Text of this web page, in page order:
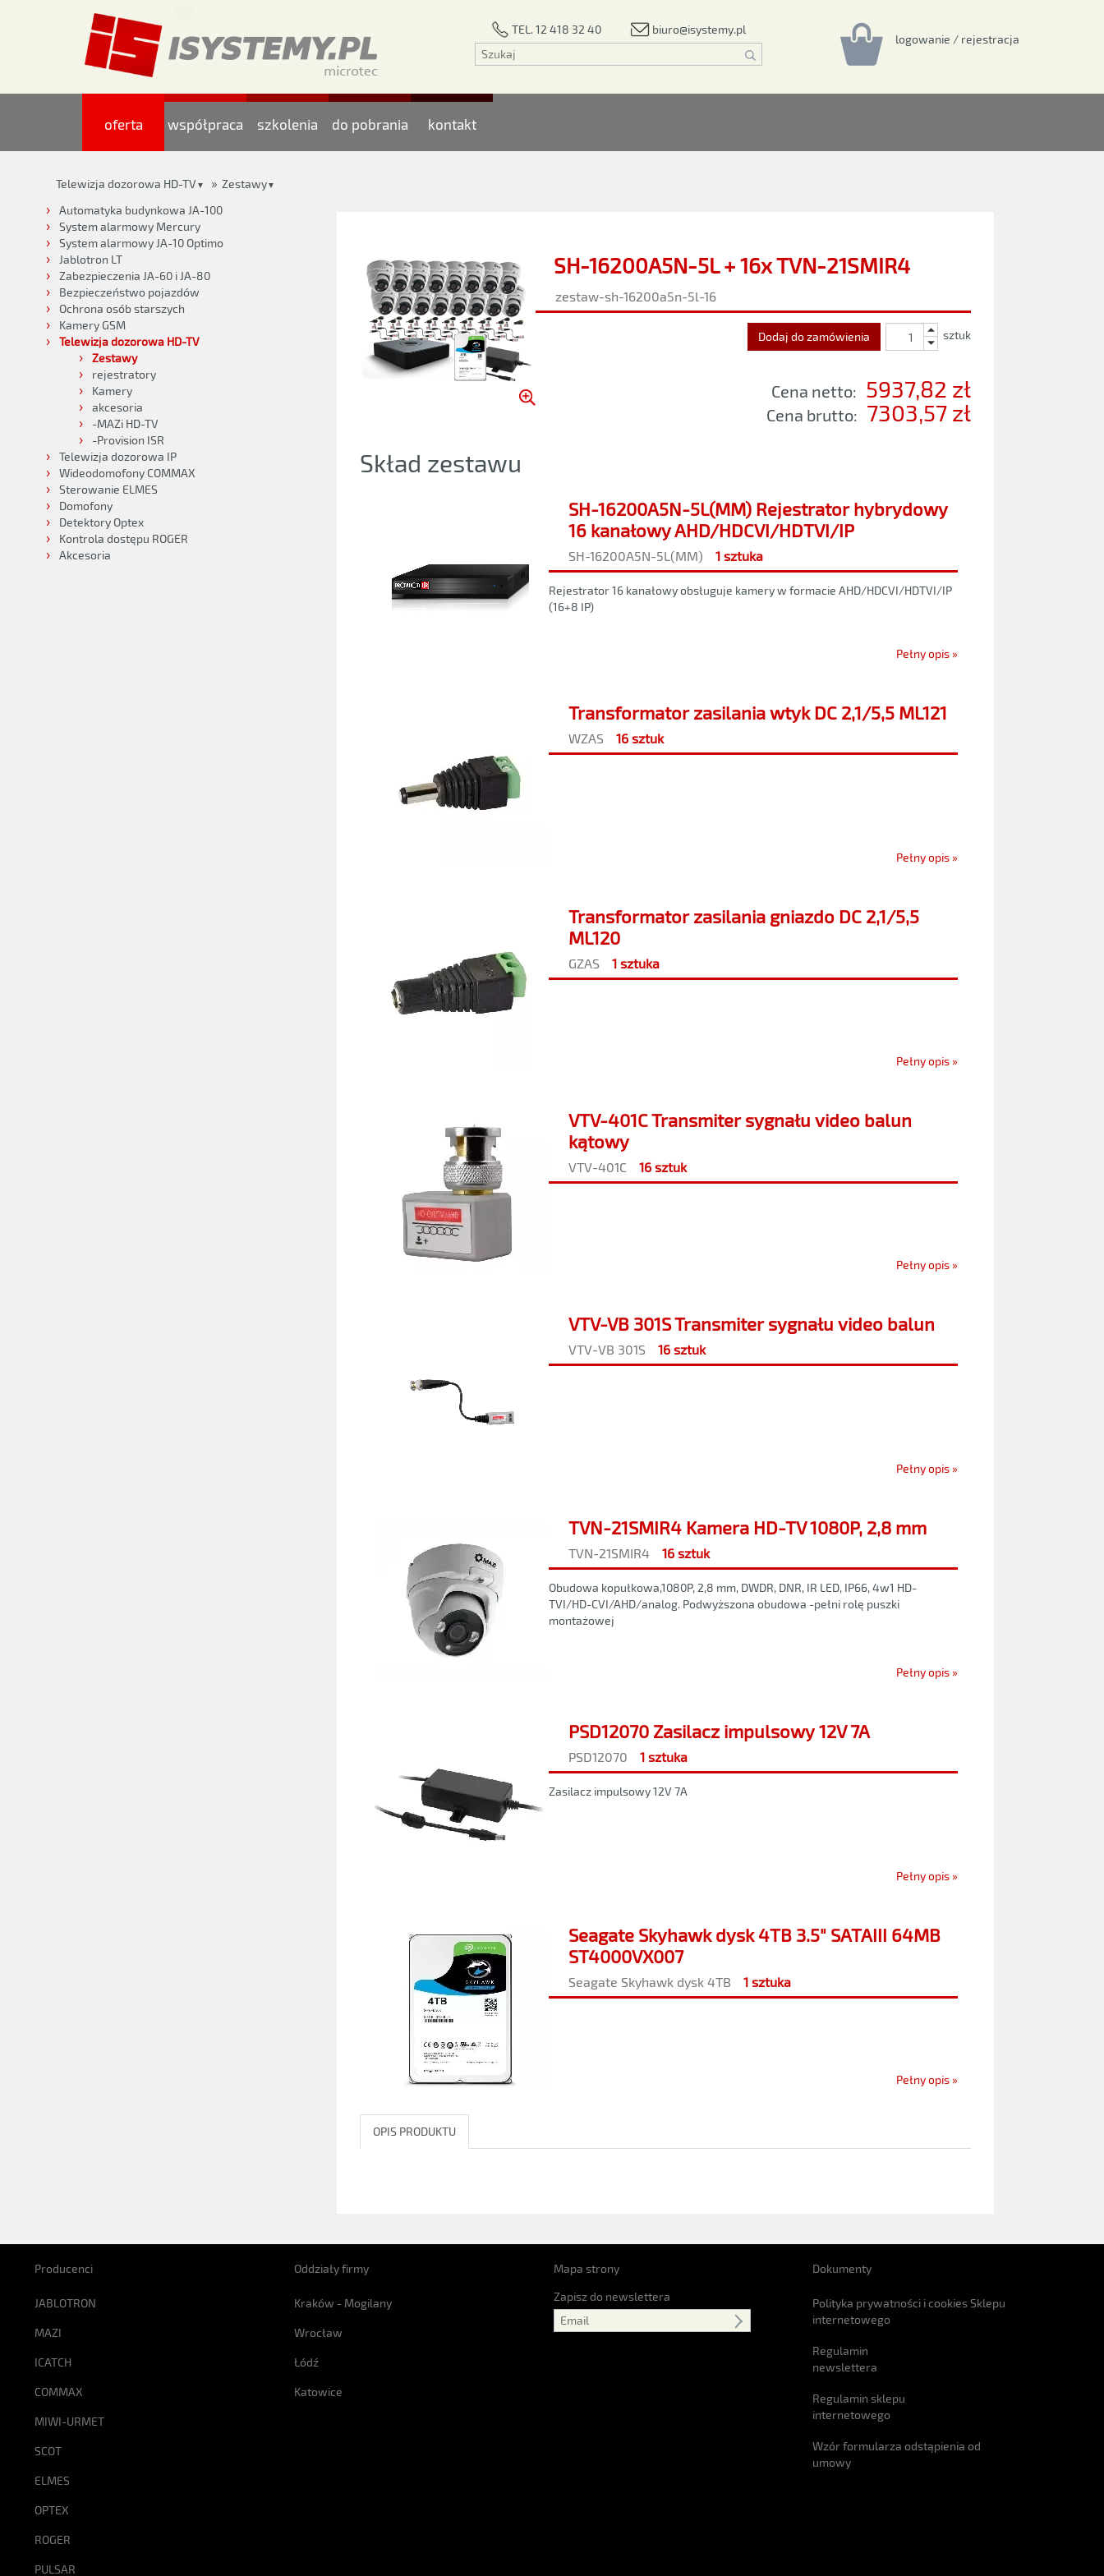
TEL. 12 418 32 40 biuro@isystemy.pl
logowanie / rejestracja
oferta współpraca szkolenia do pobrania kontakt
Telewizja dozorowa HD-TV ▼ » Zestawy▼
Automatyka budynkowa JA-100
System alarmowy Mercury
System alarmowy JA-10 Optimo
Jablotron LT
Zabezpieczenia JA-60 i JA-80
Bezpieczeństwo pojazdów
Ochrona osób starszych
Kamery GSM
Telewizja dozorowa HD-TV
Zestawy
rejestratory
Kamery
akcesoria
-MAZi HD-TV
-Provision ISR
Telewizja dozorowa IP
Wideodomofony COMMAX
Sterowanie ELMES
Domofony
Detektory Optex
Kontrola dostępu ROGER
Akcesoria
SH-16200A5N-5L + 16x TVN-21SMIR4
zestaw-sh-16200a5n-5l-16
Dodaj do zamówienia sztuk
Cena netto: 5937,82 zł
Cena brutto: 7303,57 zł
Skład zestawu
SH-16200A5N-5L(MM) Rejestrator hybrydowy
16 kanałowy AHD/HDCVI/HDTVI/IP
SH-16200A5N-5L(MM) 1 sztuka
Rejestrator 16 kanałowy obsługuje kamery w formacie AHD/HDCVI/HDTVI/IP
(16+8 IP)
Pełny opis »
Transformator zasilania wtyk DC 2,1/5,5 ML121
WZAS 16 sztuk
Pełny opis »
Transformator zasilania gniazdo DC 2,1/5,5
ML120
GZAS 1 sztuka
Pełny opis »
VTV-401C Transmiter sygnału video balun
kątowy
VTV-401C 16 sztuk
Pełny opis »
VTV-VB 301S Transmiter sygnału video balun
VTV-VB 301S 16 sztuk
Pełny opis »
TVN-21SMIR4 Kamera HD-TV 1080P, 2,8 mm
TVN-21SMIR4 16 sztuk
Obudowa kopułkowa,1080P, 2,8 mm, DWDR, DNR, IR LED, IP66, 4w1 HD-
TVI/HD-CVI/AHD/analog. Podwyższona obudowa -pełni rolę puszki
montażowej
Pełny opis »
PSD12070 Zasilacz impulsowy 12V 7A
PSD12070 1 sztuka
Zasilacz impulsowy 12V 7A
Pełny opis »
Seagate Skyhawk dysk 4TB 3.5" SATAIII 64MB
ST4000VX007
Seagate Skyhawk dysk 4TB 1 sztuka
Pełny opis »
OPIS PRODUKTU
Producenci
JABLOTRON
MAZI
ICATCH
COMMAX
MIWI-URMET
SCOT
ELMES
OPTEX
ROGER
PULSAR
Oddziały firmy
Kraków - Mogilany
Wrocław
Łódź
Katowice
Mapa strony
Zapisz do newslettera
Dokumenty
Polityka prywatności i cookies Sklepu
internetowego
Regulamin
newslettera
Regulamin sklepu
internetowego
Wzór formularza odstąpienia od
umowy